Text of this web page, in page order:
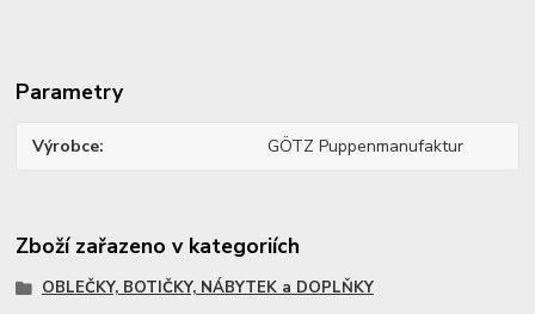
Parametry
Výrobce GÖTZ Puppenmanufaktur
Zboží zařazeno v kategoriích
OBLEČKY, BOTIČKY, NÁBYTEK a DOPLŇKY